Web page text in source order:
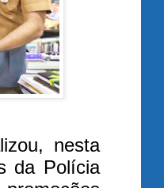
nesta
da Polícia